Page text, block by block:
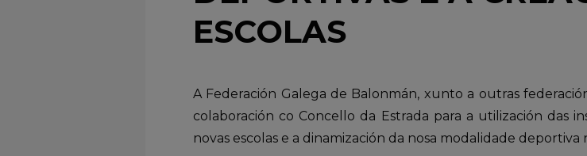
ESCOLAS
A Federación Galega de Balonmán, xunto a outras
colaboración co Concello da Estrada para a utilización das
novas escolas e a dinamización da nosa modalidade deportiva